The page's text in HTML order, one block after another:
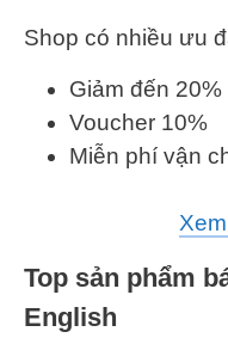
Shop có nhiều ưu
Giảm đến 20%
Voucher 10%
Miễn phí vận
Top sản phẩm
English